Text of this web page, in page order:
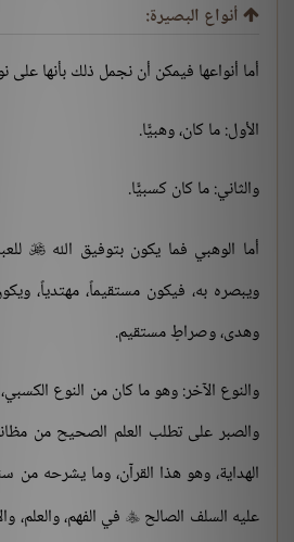
أنواع البصيرة:
أما أنواعها فيمكن أن نجمل ذلك بأنها على
الأول: ما كان، وهبيًّا.
والثاني: ما كان كسبيًّا.
أما الوهبي فما يكون بتوفيق الله
ويبصره به، فيكون مستقيماً، مهتدياً،
وهدى، وصراطٍ مستقيم.
والنوع الآخر: وهو ما كان من النوع
والصبر على تطلب العلم الصحيح من
الهداية، وهو هذا القرآن، وما يشرحه
عليه السلف الصالح في الفهم، والعلم،